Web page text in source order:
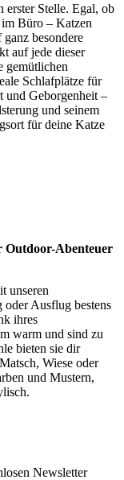
erster Stelle. Egal, ob
Büro – Katzen
besondere
auf jede dieser
gemütlichen
Schlafplätze für
und Geborgenheit –
und seinem
für deine Katze
Outdoor-Abenteuer
unseren
oder Ausflug bestens
ihres
warm und sind zu
bieten sie dir
Wiese oder
und Mustern,
Newsletter